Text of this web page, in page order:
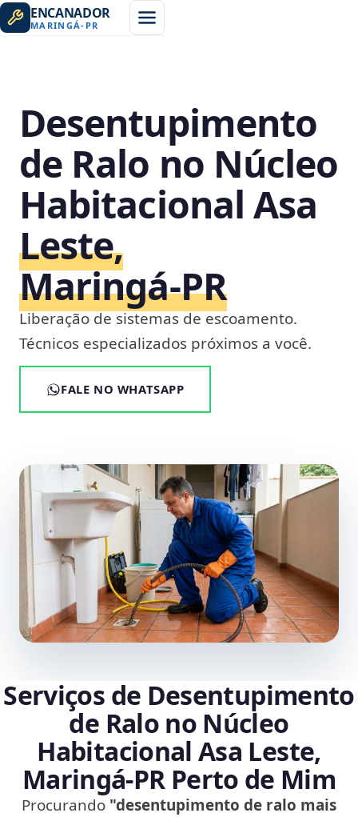
ENCANADOR
MARINGÁ- PR
Desentupimento
de Ralo no Núcleo
Habitacional Asa
Leste,
Maringá‑PR
Liberação de sistemas de escoamento.
Técnicos especializados próximos a você.
FALE NO WHATSAPP
Serviços de Desentupimento
de Ralo no Núcleo
Habitacional Asa Leste,
Maringá‑PR Perto de Mim
Procurando "desentupimento de ralo mais